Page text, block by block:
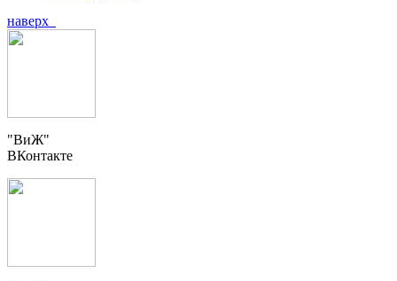
наверх
"ВиЖ"
ВКонтакте